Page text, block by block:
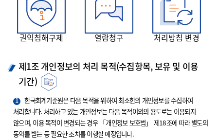
권익침해구제 열람청구 처리방침 변경
제1조 개인정보의 처리 목적(수집항목, 보유 및 이용
기간)
1
한국회계기준원은 다음 목적을 위하여 최소한의 개인정보를 수집하여
처리합니다. 처리하고 있는 개인정보는 다음 목적이외의 용도로는 이용되지
않으며, 이용 목적이 변경되는 경우 「개인정보 보호법」 제18조에 따라 별도의
동의를 받는 등 필요한 조치를 이행할 예정입니다.